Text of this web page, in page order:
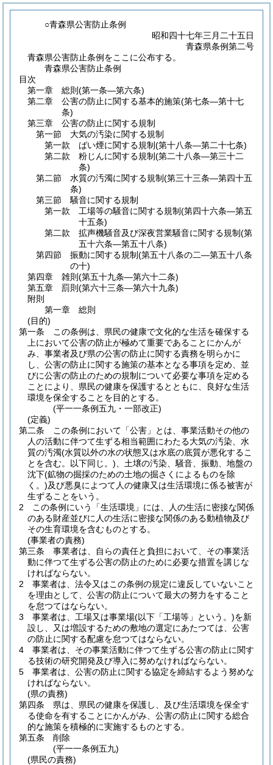
○青森県公害防止条例
昭和四十七年三月二十五日
青森県条例第二号
青森県公害防止条例をここに公布する。
青森県公害防止条例
目次
第一章
総則 (第一条―第六条)
第二章
公害の防止に関する基本的施策(第七条―第十七
条)
第三章
公害の防止に関する規制
第一節
大気の汚染に関する規制
第一款
ばい煙に関する規制(第十八条―第二十七条)
第二款
粉じんに関する規制(第二十八条―第三十二
条)
第二節
水質の汚濁に関する規制(第三十三条―第四十五
条)
第三節
騒音に関する規制
第一款
工場等の騒音に関する規制(第四十六条―第五
十五条)
第二款
拡声機騒音及び深夜営業騒音に関する規制(第
五十六条―第五十八条)
第四節
振動に関する規制(第五十八条の二―第五十八条
の十)
第四章
雑則 (第五十九条―第六十二条)
第五章
罰則 (第六十三条―第六十九条)
附則
第一章
総則
(目的)
第一条
この条例は、県民の健康で文化的な生活を確保する
上において公害の防止が極めて重要であることにかんが
み、事業者及び県の公害の防止に関する責務を明らかに
し、公害の防止に関する施策の基本となる事項を定め、並
びに公害の防止のための規制について必要な事項を定める
ことにより、県民の健康を保護するとともに、良好な生活
環境を保全することを目的とする。
(平一一条例五九・一部改正)
(定義)
第二条
この条例において「公害」とは、事業活動その他の
人の活動に伴つて生ずる相当範囲にわたる大気の汚染、水
質の汚濁(水質以外の水の状態又は水底の底質が悪化するこ
とを含む。以下同じ。) 、土壌の汚染、騒音、振動、地盤の
沈下(鉱物の掘採のための土地の掘さくによるものを除
く。)及び悪臭によつて人の健康又は生活環境に係る被害が
生ずることをいう。
2
この条例にいう「生活環境」には、人の生活に密接な関係
のある財産並びに人の生活に密接な関係のある動植物及び
その生育環境を含むものとする。
(事業者の責務)
第三条
事業者は、自らの責任と負担において、その事業活
動に伴つて生ずる公害の防止のために必要な措置を講じな
ければならない。
2
事業者は、法令又はこの条例の規定に違反していないこと
を理由として、公害の防止について最大の努力をすること
を怠つてはならない。
3
事業者は、工場又は事業場(以下「工場等」という。)を新
設し、又は増設するための敷地の選定にあたつては、公害
の防止に関する配慮を怠つてはならない。
4
事業者は、その事業活動に伴つて生ずる公害の防止に関す
る技術の研究開発及び導入に努めなければならない。
5
事業者は、公害の防止に関する協定を締結するよう努めな
ければならない。
(県の責務)
第四条
県は、県民の健康を保護し、及び生活環境を保全す
る使命を有することにかんがみ、公害の防止に関する総合
的な施策を積極的に実施するものとする。
第五条
削除
(平一一条例五九)
(県民の責務)